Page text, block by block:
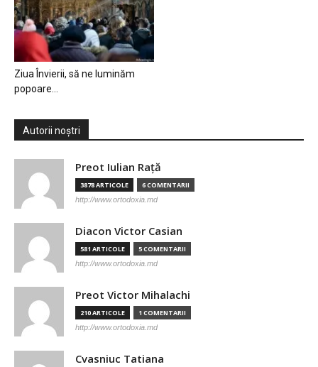
Ziua Învierii, să ne luminăm
popoare…
Autorii noștri
Preot Iulian Raţă
3878 ARTICOLE 6 COMENTARII
http://www.ortodoxia.md
Diacon Victor Casian
581 ARTICOLE 5 COMENTARII
http://www.ortodoxia.md
Preot Victor Mihalachi
210 ARTICOLE 1 COMENTARII
http://www.ortodoxia.md
Cvasniuc Tatiana